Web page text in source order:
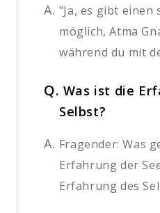
A. "Ja, es gibt einen
möglich, Atma
während du mit
Q. Was ist die
Selbst?
A. Fragender: Was
Erfahrung der
Erfahrung des